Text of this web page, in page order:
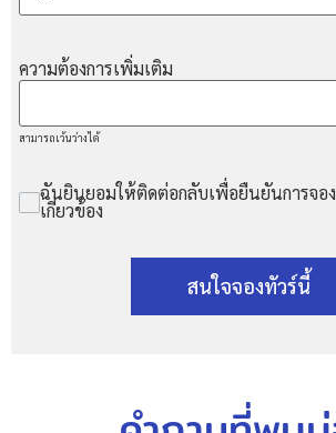
ความต้องการเพิ่มเติม
สามารถเว้นว่างได้
ฉันยินยอมให้ติดต่อกลับเพื่อยืนยันการจอ
เกี่ยวข้อง
สนใจจองทัวร์นี้